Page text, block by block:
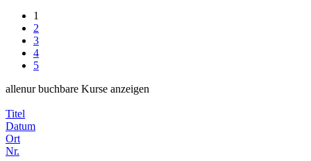
1
2
3
4
5
allenur buchbare Kurse anzeigen
Titel
Datum
Ort
Nr.